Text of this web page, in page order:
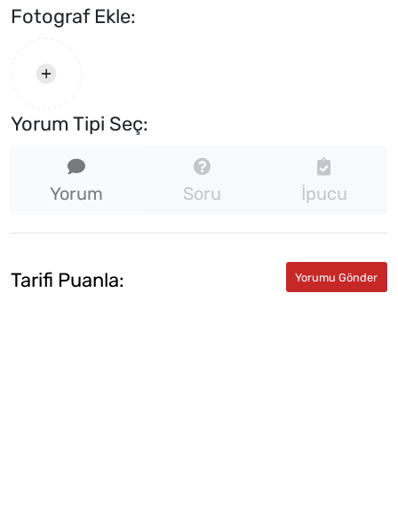
Fotograf Ekle:
Yorum Tipi Seç:
Yorum Soru İpucu
Tarifi Puanla: